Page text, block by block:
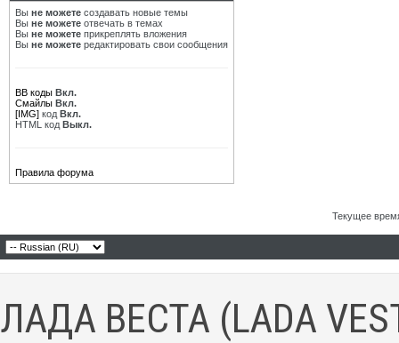
Вы не можете создавать новые темы
Вы не можете отвечать в темах
Вы не можете прикреплять вложения
Вы не можете редактировать свои сообщения
BB коды Вкл.
Смайлы Вкл.
[IMG] код Вкл.
HTML код Выкл.
Правила форума
Текущее
ЛАДА ВЕСТА (LADA